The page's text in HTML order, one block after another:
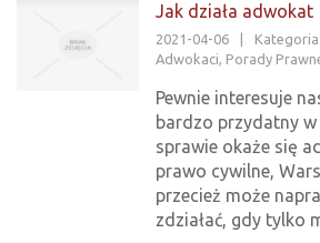
Jak działa adwokat
2021-04-06
Adwokaci, Porady
Pewnie interesuje
bardzo przydatny w
sprawie okaże się
prawo cywilne,
przecież może
zdziałać, gdy tylko